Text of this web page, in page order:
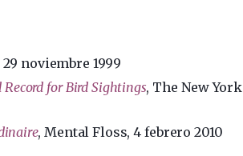
noviembre 1999
Record for Bird Sightings, The New York
, Mental Floss, 4 febrero 2010